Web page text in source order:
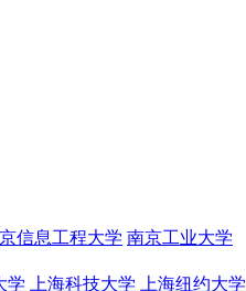
信息工程大学 南京工业大学
学 上海科技大学 上海纽约大学